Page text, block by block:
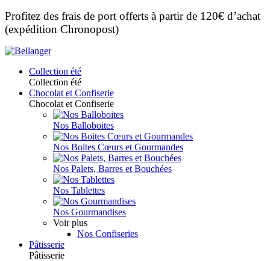
Profitez des frais de port offerts à partir de 120€ d’achat
(expédition Chronopost)
Collection été
Collection été
Chocolat et Confiserie
Chocolat et Confiserie
Nos Balloboites
Nos Boites Cœurs et Gourmandes
Nos Palets, Barres et Bouchées
Nos Tablettes
Nos Gourmandises
Voir plus
Nos Confiseries
Pâtisserie
Pâtisserie